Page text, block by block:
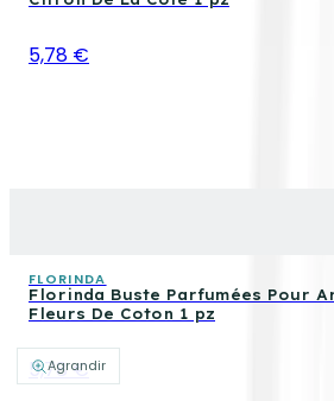
Agrandir
5,78 €
FLORINDA
Florinda Buste Parfumées Pour
Fleurs De Coton 1 pz
5,78 €